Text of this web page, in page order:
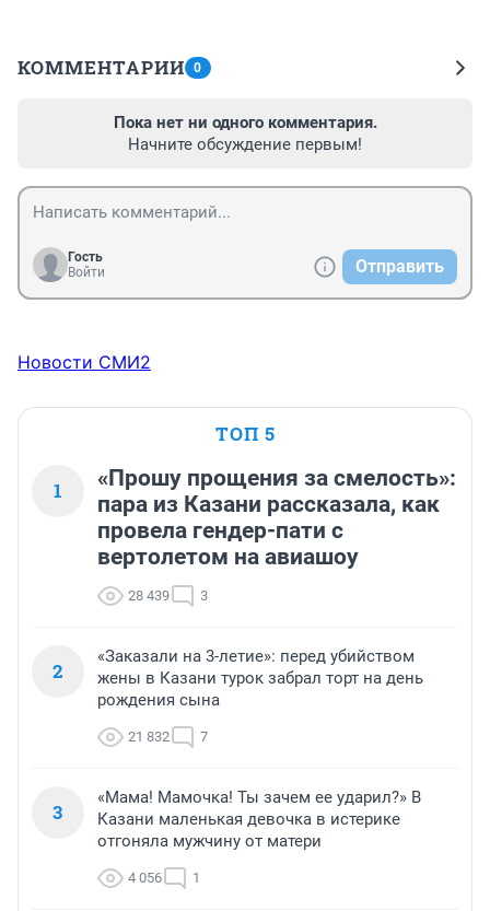
КОММЕНТАРИИ 0
Пока нет ни одного комментария.
Начните обсуждение первым!
Гость
Войти
Отправить
Новости СМИ2
ТОП 5
1
«Прошу прощения за смелость»:
пара из Казани рассказала, как
провела гендер-пати с
вертолетом на авиашоу
28 439 3
2
«Заказали на 3-летие»: перед убийством
жены в Казани турок забрал торт на день
рождения сына
21 832 7
3
«Мама! Мамочка! Ты зачем ее ударил?» В
Казани маленькая девочка в истерике
отгоняла мужчину от матери
4 056 1